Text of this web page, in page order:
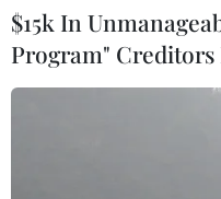
$15k In
Program" Creditors